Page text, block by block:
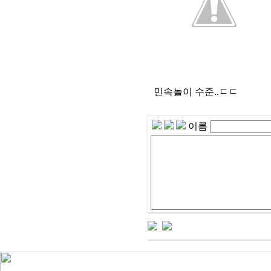
민속놀이 수준..ㄷㄷ
이름